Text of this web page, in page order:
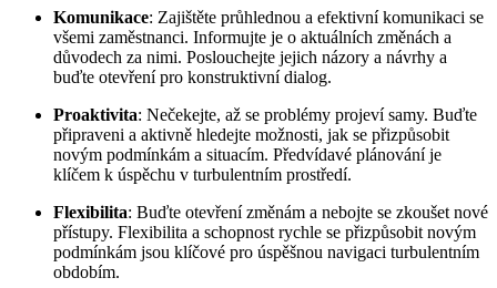
Komunikace: Zajištěte průhlednou a efektivní komunikaci se
všemi zaměstnanci. Informujte je o aktuálních změnách a
důvodech za nimi. Poslouchejte jejich názory a návrhy a
buďte otevření pro konstruktivní dialog.
Proaktivita: Nečekejte, až se problémy projeví samy. Buďte
připraveni a aktivně hledejte možnosti, jak se přizpůsobit
novým podmínkám a situacím. Předvídavé plánování je
klíčem k úspěchu v turbulentním prostředí.
Flexibilita: Buďte otevření změnám a nebojte se zkoušet nové
přístupy. Flexibilita a schopnost rychle se přizpůsobit novým
podmínkám jsou klíčové pro úspěšnou navigaci turbulentním
obdobím.